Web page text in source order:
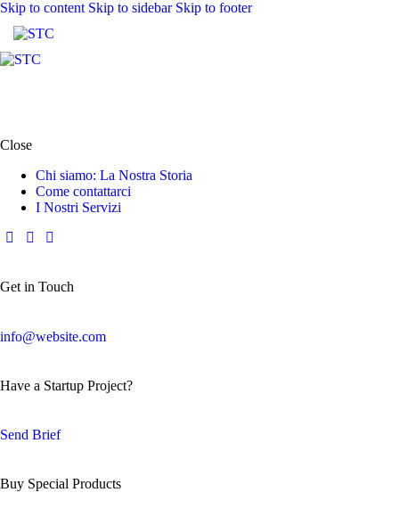
Skip to content Skip to sidebar Skip to footer
Close
Chi siamo: La Nostra Storia
Come contattarci
I Nostri Servizi
Get in Touch
info@website.com
Have a Startup Project?
Send Brief
Buy Special Products